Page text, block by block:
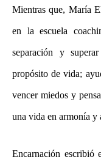
Mientras que, María
en la escuela
separación y
propósito de vida;
vencer miedos y
una vida en armonía y
Encarnación escribió